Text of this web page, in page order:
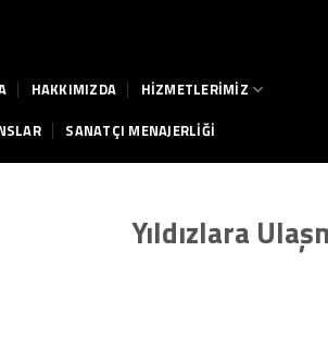
HAKKIMIZDA
HİZMETLERİMİZ
SANATÇI MENAJERLİĞİ
Yıldızlara